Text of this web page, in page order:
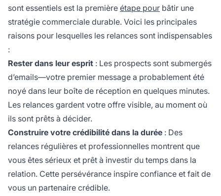
sont essentiels est la première étape pour bâtir une
stratégie commerciale durable. Voici les principales
raisons pour lesquelles les relances sont indispensables
:
Rester dans leur esprit : Les prospects sont submergés
d’emails—votre premier message a probablement été
noyé dans leur boîte de réception en quelques minutes.
Les relances gardent votre offre visible, au moment où
ils sont prêts à décider.
Construire votre crédibilité dans la durée : Des
relances régulières et professionnelles montrent que
vous êtes sérieux et prêt à investir du temps dans la
relation. Cette persévérance inspire confiance et fait de
vous un partenaire crédible.